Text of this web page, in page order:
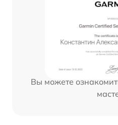
Вы можете